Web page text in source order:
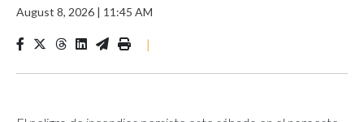
August 8, 2026 | 11:45 AM
|